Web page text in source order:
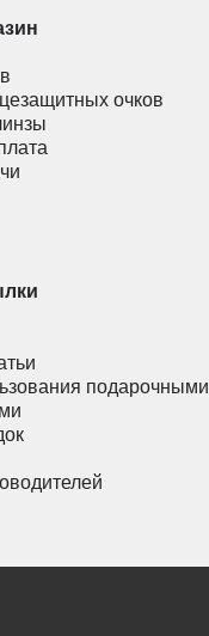
очков
подарочными